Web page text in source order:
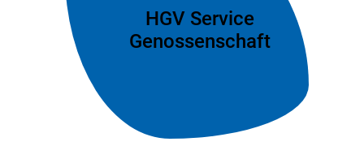
HGV Service
Genossenschaft